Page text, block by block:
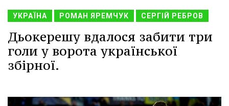
УКРАЇНА РОМАН ЯРЕМЧУК СЕРГІЙ РЕБРОВ
Дьокерешу вдалося забити три
голи у ворота української
збірної.